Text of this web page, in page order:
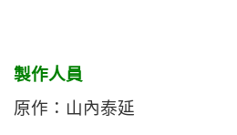
製作人員
原作：山內泰延